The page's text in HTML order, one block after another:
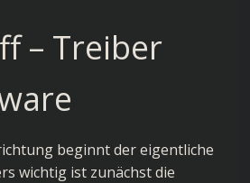
– Treiber
beginnt der eigentliche
wichtig ist zunächst die